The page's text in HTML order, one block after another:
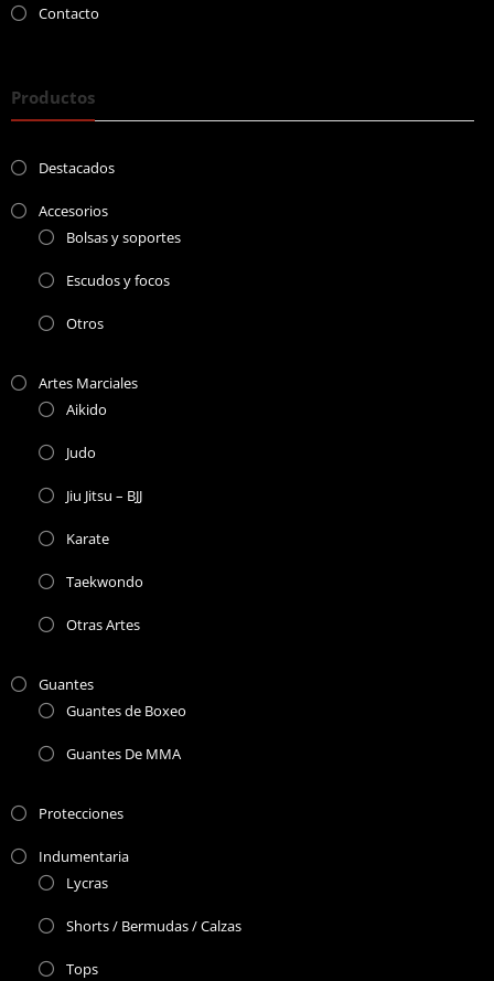
Contacto
Productos
Destacados
Accesorios
Bolsas y soportes
Escudos y focos
Otros
Artes Marciales
Aikido
Judo
Jiu Jitsu – BJJ
Karate
Taekwondo
Otras Artes
Guantes
Guantes de Boxeo
Guantes De MMA
Protecciones
Indumentaria
Lycras
Shorts / Bermudas / Calzas
Tops